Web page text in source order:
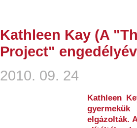
Kathleen Kay (A
Project"
2010. 09. 24
Kathleen
elgázolták.